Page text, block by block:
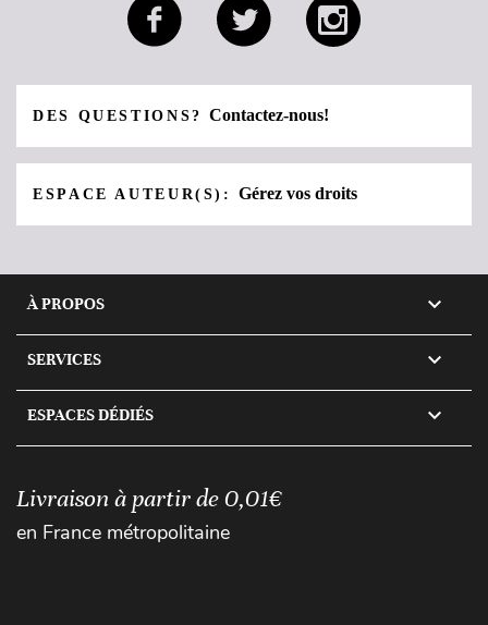
DES QUESTIONS?Contactez-nous!
ESPACE AUTEUR(S):Gérez vos droits
À PROPOS 
SERVICES 
ESPACES DÉDIÉS 
Livraison à partir de 0,01€
en France métropolitaine